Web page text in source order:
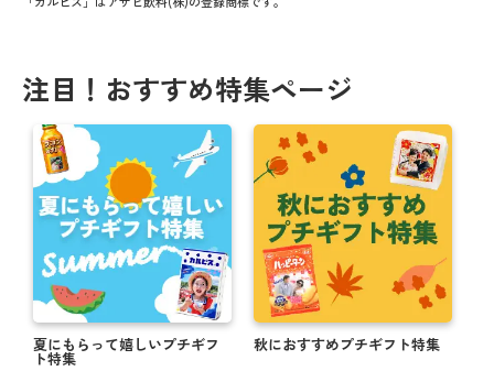
注目！おすすめ特集ページ
夏にもらって嬉しいプチギフ
ト特集
秋におすすめプチギフト特集